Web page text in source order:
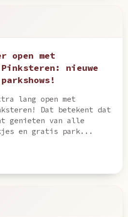
open met
nieuwe
lang open met
Dat betekent dat
genieten van alle
en gratis park...